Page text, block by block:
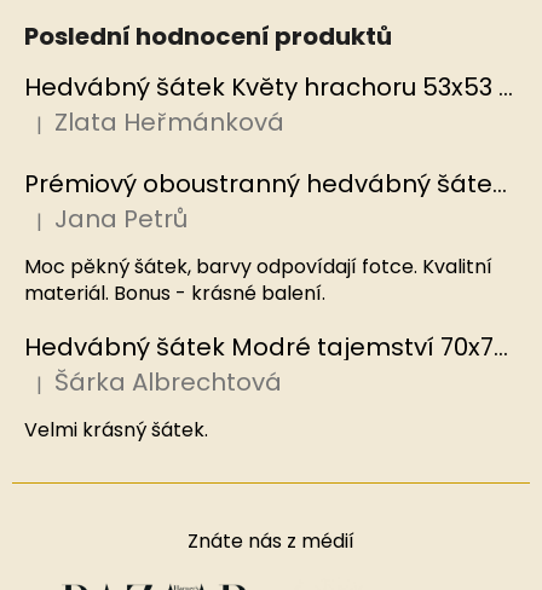
Poslední hodnocení produktů
Hedvábný šátek Květy hrachoru 53x53 cm v dárkovém balení, HEDVÁBNÝ SVĚT
Hodnocení produktu je 5 z 5 hvězdiček.
| Zlata Heřmánková
Prémiový oboustranný hedvábný šátek Mořský korál, MB
Hodnocení produktu je 5 z 5 hvězdiček.
| Jana Petrů
Moc pěkný šátek, barvy odpovídají fotce. Kvalitní
materiál. Bonus - krásné balení.
Hedvábný šátek Modré tajemství 70x70 cm v dárkovém balení, HEDVÁBNÝ SVĚT
Hodnocení produktu je 5 z 5 hvězdiček.
| Šárka Albrechtová
Velmi krásný šátek.
Znáte nás z médií